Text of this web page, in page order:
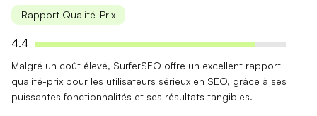
Rapport Qualité-Prix
4.4
Malgré un coût élevé, SurferSEO offre un excellent rapport
qualité-prix pour les utilisateurs sérieux en SEO, grâce à ses
puissantes fonctionnalités et ses résultats tangibles.